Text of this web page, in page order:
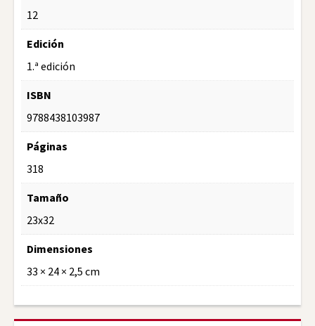
12
Edición
1.ª edición
ISBN
9788438103987
Páginas
318
Tamaño
23x32
Dimensiones
33 × 24 × 2,5 cm